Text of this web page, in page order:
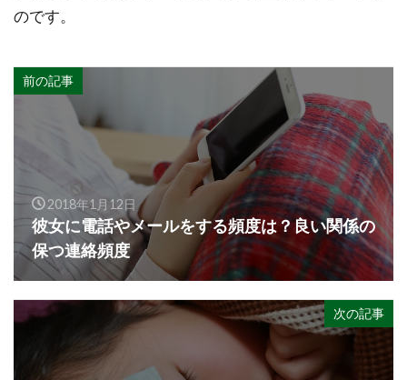
のです。
前の記事
2018年1月12日
彼女に電話やメールをする頻度は？良い関係の
保つ連絡頻度
次の記事